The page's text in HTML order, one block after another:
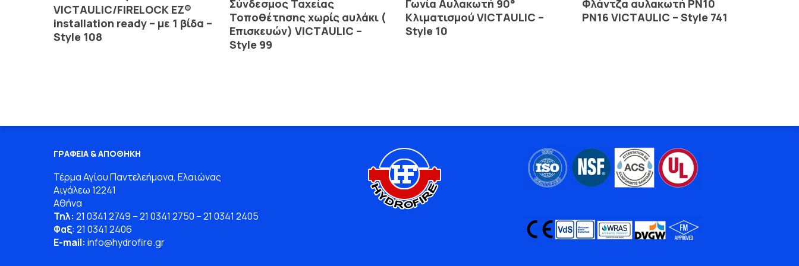
VICTAULIC/FIRELOCK EZ®
installation ready – με 1 βίδα –
Style 108
Σύνδεσμος Ταχείας
Τοποθέτησης χωρίς αυλάκι (
Επισκευών) VICTAULIC –
Style 99
Γωνία Αυλακωτή 90°
Κλιματισμού VICTAULIC –
Style 10
Φλάντζα αυλακωτή PN10
PN16 VICTAULIC – Style 741
ΓΡΑΦΕΙΑ & ΑΠΟΘΗΚΗ
Τέρμα Αγίου Παντελεήμονα, Ελαιώνας
Αιγάλεω 12241
Αθήνα
Τηλ: 21 0341 2749 –21 0341 2750 –21 0341 2405
Φαξ: 21 0341 2406
E-mail: info@hydrofire.gr